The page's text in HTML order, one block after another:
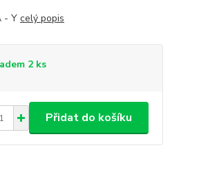
- Y celý popis
2 ks
Přidat do košíku